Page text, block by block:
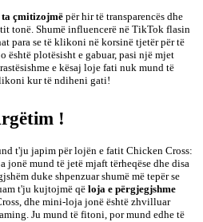
ta çmitizojmëpër hir të transparencës dhe
tonë. Shumë influencerë në TikTok flasin
para se të klikoni në korsinë tjetër për të
është plotësisht e gabuar, pasi një mjet
e kësaj loje fati nuk mund të
kur të ndiheni gati!
!
t'ju japim për lojën e fatit Chicken Cross:
mund të jetë mjaft tërheqëse dhe disa
duke shpenzuar shumë më tepër se
t'ju kujtojmë që loja e përgjegjshme
dhe mini-loja jonë është zhvilluar
Ju mund të fitoni, por mund edhe të